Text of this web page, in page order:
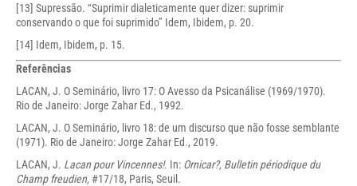
[13] Supressão. “Suprimir dialeticamente quer dizer: suprimir
conservando o que foi suprimido” Idem, Ibidem, p. 20.
[14] Idem, Ibidem, p. 15.
Referências
LACAN, J. O Seminário, livro 17: O Avesso da Psicanálise (1969/1970).
Rio de Janeiro: Jorge Zahar Ed., 1992.
LACAN, J. O Seminário, livro 18: de um discurso que não fosse semblante
(1971). Rio de Janeiro: Jorge Zahar Ed., 2019.
LACAN, J. Lacan pour Vincennes!. In: Ornicar?, Bulletin périodique du
Champ freudien, #17/18, Paris, Seuil.